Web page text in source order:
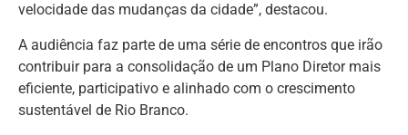
velocidade das mudanças da cidade”, destacou.
A audiência faz parte de uma série de encontros que irão
contribuir para a consolidação de um Plano Diretor mais
eficiente, participativo e alinhado com o crescimento
sustentável de Rio Branco.